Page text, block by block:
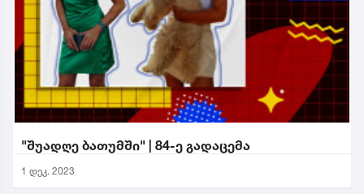
"შუადღე ბათუმში" | 84-ე გადაცემა
1 დეკ. 2023